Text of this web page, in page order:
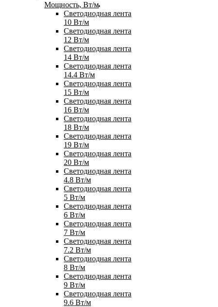
Мощность, Вт/м
Светодиодная лента
10 Вт/м
Светодиодная лента
12 Вт/м
Светодиодная лента
14 Вт/м
Светодиодная лента
14.4 Вт/м
Светодиодная лента
15 Вт/м
Светодиодная лента
16 Вт/м
Светодиодная лента
18 Вт/м
Светодиодная лента
19 Вт/м
Светодиодная лента
20 Вт/м
Светодиодная лента
4.8 Вт/м
Светодиодная лента
5 Вт/м
Светодиодная лента
6 Вт/м
Светодиодная лента
7 Вт/м
Светодиодная лента
7.2 Вт/м
Светодиодная лента
8 Вт/м
Светодиодная лента
9 Вт/м
Светодиодная лента
9.6 Вт/м